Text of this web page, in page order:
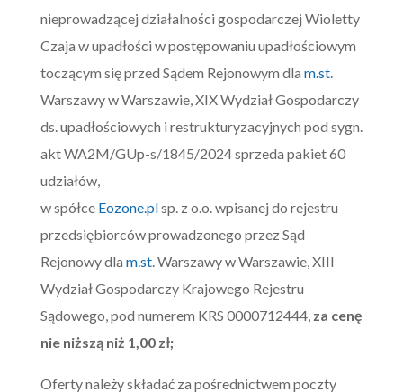
nieprowadzącej działalności gospodarczej Wioletty
Czaja w upadłości w postępowaniu upadłościowym
toczącym się przed Sądem Rejonowym dla m.st.
Warszawy w Warszawie, XIX Wydział Gospodarczy
ds. upadłościowych i restrukturyzacyjnych pod sygn.
akt WA2M/GUp-s/1845/2024 sprzeda pakiet 60
udziałów,
w spółce Eozone.plsp. z o.o. wpisanej do rejestru
przedsiębiorców prowadzonego przez Sąd
Rejonowy dla m.st. Warszawy w Warszawie, XIII
Wydział Gospodarczy Krajowego Rejestru
Sądowego, pod numerem KRS 0000712444, za cenę
nie niższą niż 1,00 zł;
Oferty należy składać za pośrednictwem poczty